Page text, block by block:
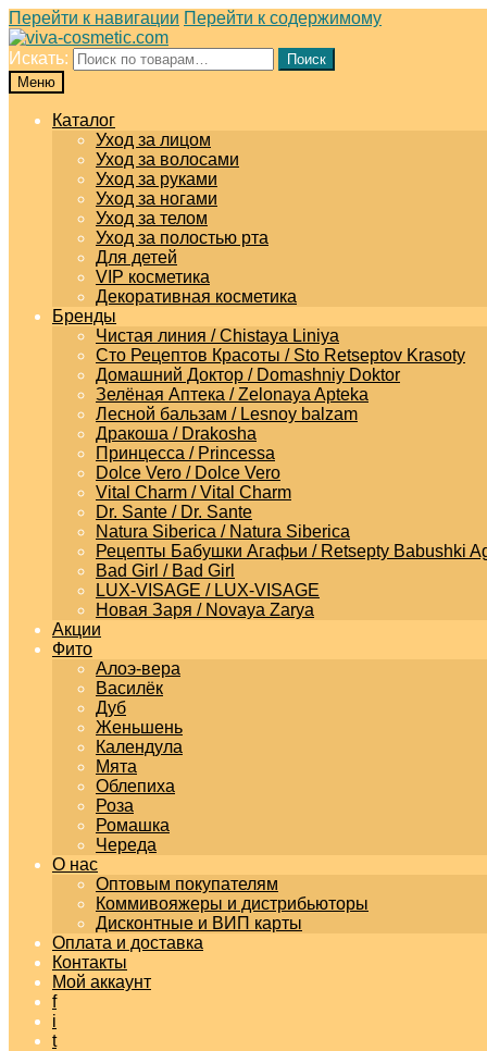
Перейти к навигации Перейти к содержимому
Искать:
Поиск
Меню
Каталог
Уход за лицом
Уход за волосами
Уход за руками
Уход за ногами
Уход за телом
Уход за полостью рта
Для детей
VIP косметика
Декоративная косметика
Бренды
Чистая линия / Chistaya Liniya
Сто Рецептов Красоты / Sto Retseptov Krasoty
Домашний Доктор / Domashniy Doktor
Зелёная Аптека / Zelonaya Apteka
Лесной бальзам / Lesnoy balzam
Дракоша / Drakosha
Принцесса / Princessa
Dolce Vero / Dolce Vero
Vital Charm / Vital Charm
Dr. Sante / Dr. Sante
Natura Siberica / Natura Siberica
Рецепты Бабушки Агафьи / Retsepty Babushki
Bad Girl / Bad Girl
LUX-VISAGE / LUX-VISAGE
Новая Заря / Novaya Zarya
Акции
Фито
Алоэ-вера
Василёк
Дуб
Женьшень
Календула
Мята
Облепиха
Роза
Ромашка
Череда
О нас
Оптовым покупателям
Коммивояжеры и дистрибьюторы
Дисконтные и ВИП карты
Оплата и доставка
Контакты
Мой аккаунт
f
i
t